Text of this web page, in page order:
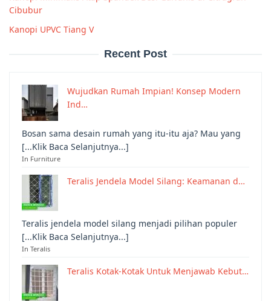
Cibubur
Kanopi UPVC Tiang V
Recent Post
Wujudkan Rumah Impian! Konsep Modern
Ind…
Bosan sama desain rumah yang itu-itu aja? Mau yang
[...Klik Baca Selanjutnya...]
In Furniture
Teralis Jendela Model Silang: Keamanan d…
Teralis jendela model silang menjadi pilihan populer
[...Klik Baca Selanjutnya...]
In Teralis
Teralis Kotak-Kotak Untuk Menjawab Kebut…